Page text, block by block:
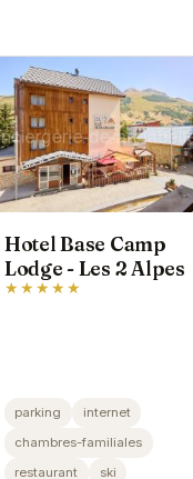
Hotel Base Camp
Lodge - Les 2 Alpes
★★★★★
parking
internet
chambres-familiales
restaurant
ski